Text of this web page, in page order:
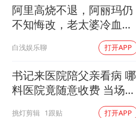
阿里高烧不退，阿丽玛仍
不知悔改，老太婆冷血引
白浅娱乐聊 打开APP
书记来医院陪父亲看病 哪
料医院竟随意收费 当场告
挑灯剪辑 1跟贴 打开APP